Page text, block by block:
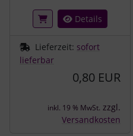
Details
Lieferzeit: sofort
lieferbar
0,80 EUR
inkl. 19 % MwSt. zzgl.
Versandkosten